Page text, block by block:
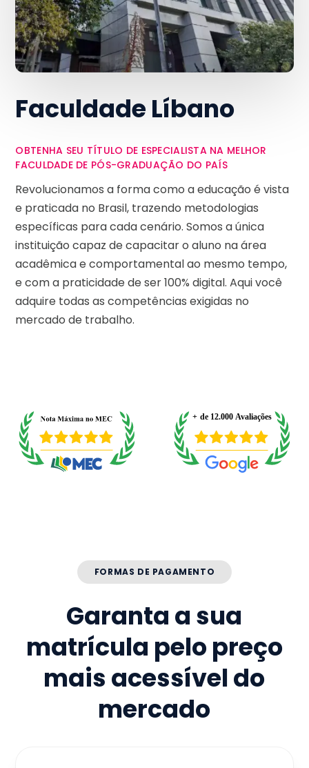
Faculdade Líbano
OBTENHA SEU TÍTULO DE ESPECIALISTA NA MELHOR
FACULDADE DE PÓS-GRADUAÇÃO DO PAÍS
Revolucionamos a forma como a educação é vista
e praticada no Brasil, trazendo metodologias
específicas para cada cenário. Somos a única
instituição capaz de capacitar o aluno na área
acadêmica e comportamental ao mesmo tempo,
e com a praticidade de ser 100% digital. Aqui você
adquire todas as competências exigidas no
mercado de trabalho.
FORMAS DE PAGAMENTO
Garanta a sua
matrícula pelo preço
mais acessível do
mercado